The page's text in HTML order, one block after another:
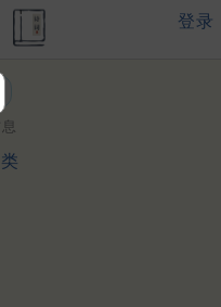
登录